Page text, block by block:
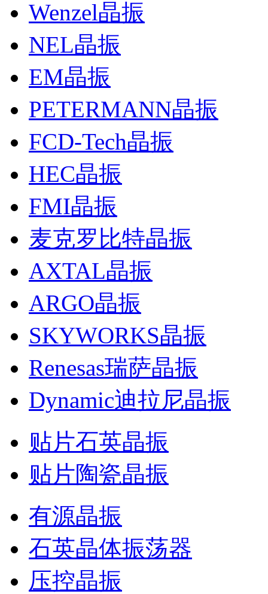
Wenzel晶振
NEL晶振
EM晶振
PETERMANN晶振
FCD-Tech晶振
HEC晶振
FMI晶振
麦克罗比特晶振
AXTAL晶振
ARGO晶振
SKYWORKS晶振
Renesas瑞萨晶振
Dynamic迪拉尼晶振
贴片石英晶振
贴片陶瓷晶振
有源晶振
石英晶体振荡器
压控晶振